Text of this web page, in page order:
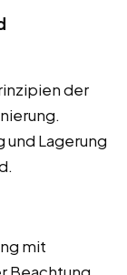
der
und Lagerung
mit